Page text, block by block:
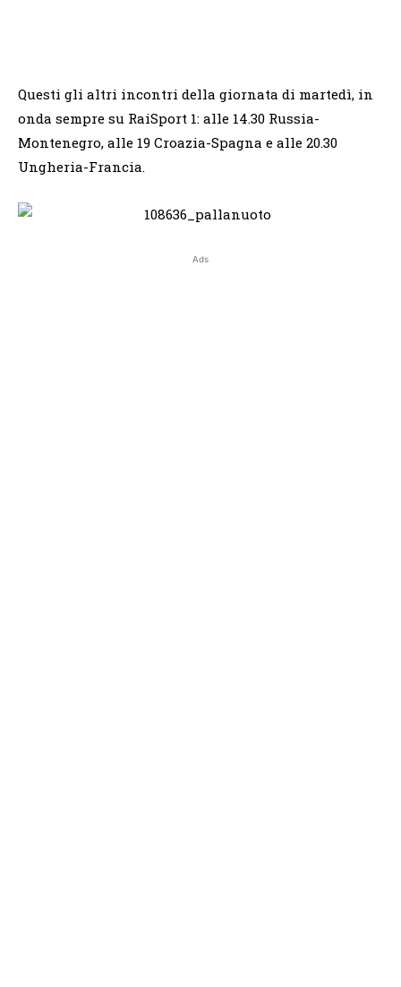
Questi gli altri incontri della giornata di martedì, in
onda sempre su RaiSport 1: alle 14.30 Russia-
Montenegro, alle 19 Croazia-Spagna e alle 20.30
Ungheria-Francia.
Ads